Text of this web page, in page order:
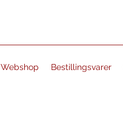
Webshop Bestillingsvarer